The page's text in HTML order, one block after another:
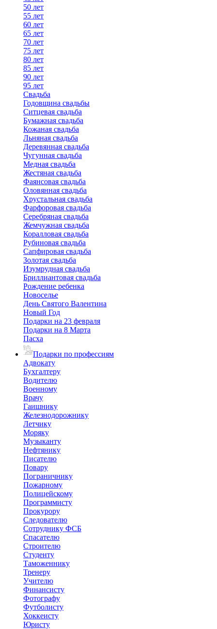
50 лет
55 лет
60 лет
65 лет
70 лет
75 лет
80 лет
85 лет
90 лет
95 лет
Свадьба
Годовщина свадьбы
Ситцевая свадьба
Бумажная свадьба
Кожаная свадьба
Льняная свадьба
Деревянная свадьба
Чугунная свадьба
Медная свадьба
Жестяная свадьба
Фаянсовая свадьба
Оловянная свадьба
Хрустальная свадьба
Фарфоровая свадьба
Серебряная свадьба
Жемчужная свадьба
Коралловая свадьба
Рубиновая свадьба
Сапфировая свадьба
Золотая свадьба
Изумрудная свадьба
Бриллиантовая свадьба
Рождение ребенка
Новоселье
День Святого Валентина
Новый Год
Подарки на 23 февраля
Подарки на 8 Марта
Пасха
Подарки по профессиям
Адвокату
Бухгалтеру
Водителю
Военному
Врачу
Гаишнику
Железнодорожнику
Летчику
Моряку
Музыканту
Нефтянику
Писателю
Повару
Пограничнику
Пожарному
Полицейскому
Программисту
Прокурору
Следователю
Сотруднику ФСБ
Спасателю
Строителю
Студенту
Таможеннику
Тренеру
Учителю
Финансисту
Фотографу
Футболисту
Хоккеисту
Юристу